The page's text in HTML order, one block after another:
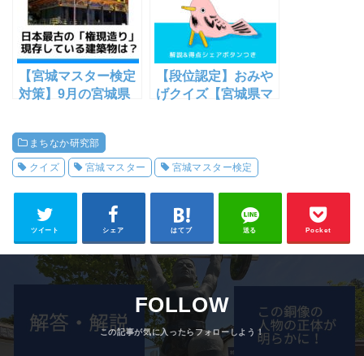
【宮城マスター検定
対策】9月の宮城県
ー一直線！】
【段位認定】おみや
げクイズ【宮城県マ
まちなか研究部
クイズ 宮城マスター 宮城マスター検定
ツイート シェア はてブ 送る Pocket
FOLLOW